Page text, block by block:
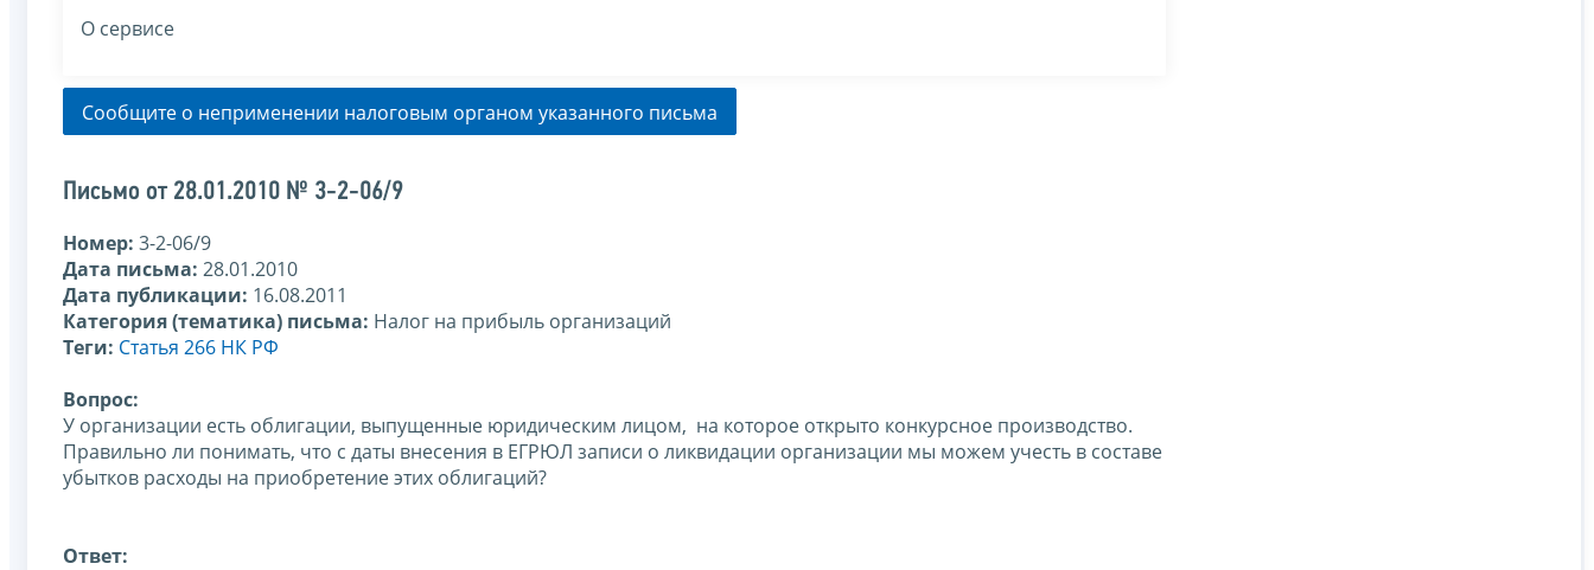
О сервисе
Сообщите о неприменении налоговым органом указанного письма
Письмо от 28.01.2010 № 3-2-06/9
Номер: 3-2-06/9
Дата письма: 28.01.2010
Дата публикации: 16.08.2011
Категория (тематика) письма: Налог на прибыль организаций
Теги: Статья 266 НК РФ
Вопрос:
У организации есть облигации, выпущенные юридическим лицом, на которое открыто конкурсное производство.
Правильно ли понимать, что с даты внесения в ЕГРЮЛ записи о ликвидации организации мы можем учесть в составе
убытков расходы на приобретение этих облигаций?
Ответ: